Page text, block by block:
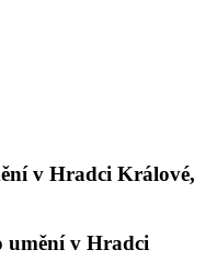
v Hradci Králové,
umění v Hradci